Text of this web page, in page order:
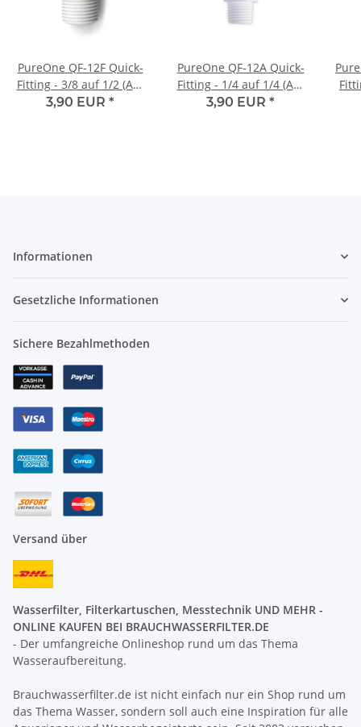
PureOne QF-12F Quick-
Fitting - 3/8 auf 1/2 (AG)
Zoll | I-Form
3,90 EUR *
PureOne QF-12A Quick-
Fitting - 1/4 auf 1/4 (AG)
Zoll | I-Form
3,90 EUR *
Informationen
Gesetzliche Informationen
Sichere Bezahlmethoden
Versand über
Wasserfilter, Filterkartuschen, Messtechnik UND MEHR -
ONLINE KAUFEN BEI BRAUCHWASSERFILTER.DE
- Der umfangreiche Onlineshop rund um das Thema
Wasseraufbereitung.
Brauchwasserfilter.de ist nicht einfach nur ein Shop rund um
das Thema Wasser, sondern soll auch eine Inspiration für alle